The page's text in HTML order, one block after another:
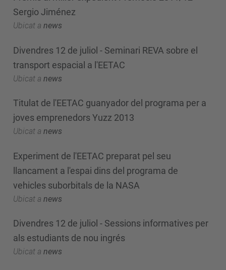
Sergio Jiménez
Ubicat a news
Divendres 12 de juliol - Seminari REVA sobre el
transport espacial a l'EETAC
Ubicat a news
Titulat de l'EETAC guanyador del programa per a
joves emprenedors Yuzz 2013
Ubicat a news
Experiment de l'EETAC preparat pel seu
llancament a l'espai dins del programa de
vehicles suborbitals de la NASA
Ubicat a news
Divendres 12 de juliol - Sessions informatives per
als estudiants de nou ingrés
Ubicat a news